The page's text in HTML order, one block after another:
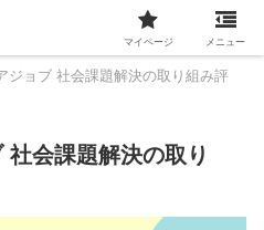
ジョブ 社会課題解決の取り組み評
会課題解決の取り
マイページ メニュー